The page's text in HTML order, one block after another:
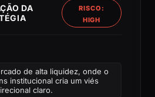
DA
RISCO:
HIGH
de alta liquidez, onde o
institucional cria um viés
claro.